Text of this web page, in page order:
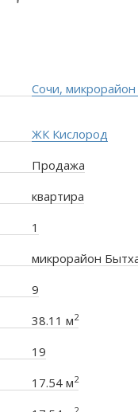
Сочи, микрорайон
ЖК Кислород
Продажа
квартира
1
микрорайон
9
38.11 м2
19
17.54 м2